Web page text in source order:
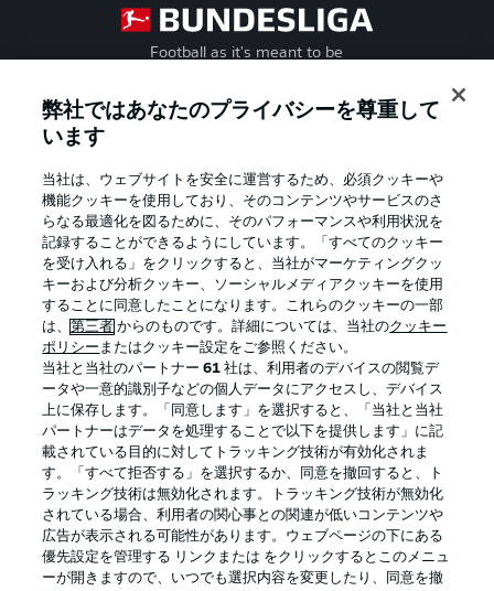
Football as it's meant to be
Official Partners
プライバシー・ポリシー 優先設定を管理する
利用条件 放送局
弊社ではあなたのプライバシーを尊重して
います
当社は、ウェブサイトを安全に運営するため、必須クッキーや
機能クッキーを使用しており、そのコンテンツやサービスのさ
らなる最適化を図るために、そのパフォーマンスや利用状況を
記録することができるようにしています。「すべてのクッキー
を受け入れる」をクリックすると、当社がマーケティングクッ
キーおよび分析クッキー、ソーシャルメディアクッキーを使用
することに同意したことになります。これらのクッキーの一部
は、第三者 からのものです。詳細については、当社のクッキー
ポリシー またはクッキー設定をご参照ください。
当社と当社のパートナー61 社は、利用者のデバイスの閲覧デ
ータや一意的識別子などの個人データにアクセスし、デバイス
上に保存します。「同意します」を選択すると、「当社と当社
パートナーはデータを処理することで以下を提供します」に記
載されている目的に対してトラッキング技術が有効化されま
す。「すべて拒否する」を選択するか、同意を撤回すると、ト
ラッキング技術は無効化されます。トラッキング技術が無効化
されている場合、利用者の関心事との関連が低いコンテンツや
広告が表示される可能性があります。ウェブページの下にある
優先設定を管理する リンクまたは をクリックするとこのメニュ
ーが開きますので、いつでも選択内容を変更したり、同意を撤